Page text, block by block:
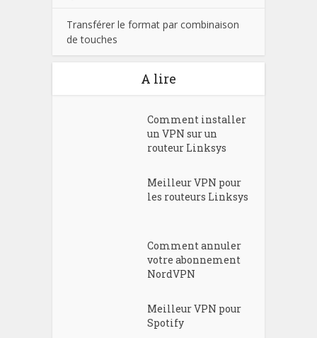
Transférer le format par combinaison
de touches
A lire
Comment installer
un VPN sur un
routeur Linksys
Meilleur VPN pour
les routeurs Linksys
Comment annuler
votre abonnement
NordVPN
Meilleur VPN pour
Spotify